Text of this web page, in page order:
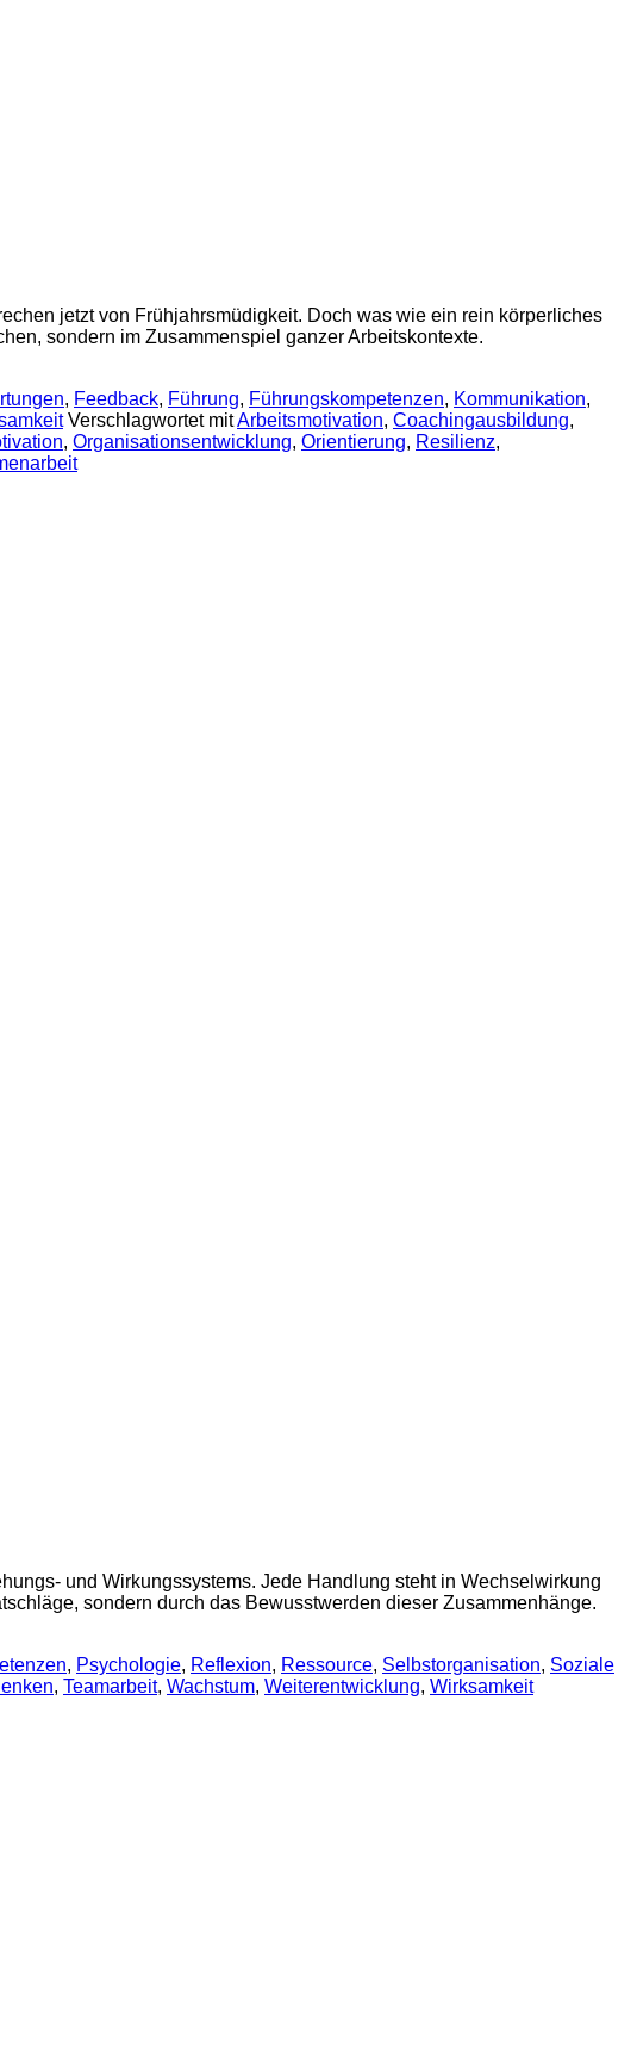
jetzt von Frühjahrsmüdigkeit. Doch was wie ein rein körperliches
sondern im Zusammenspiel ganzer Arbeitskontexte.
, Feedback, Führung, Führungskompetenzen, Kommunikation,
Verschlagwortet mitArbeitsmotivation, Coachingausbildung,
, Organisationsentwicklung, Orientierung, Resilienz,
und Wirkungssystems. Jede Handlung steht in Wechselwirkung
sondern durch das Bewusstwerden dieser Zusammenhänge.
, Psychologie, Reflexion, Ressource, Selbstorganisation, Soziale
, Teamarbeit, Wachstum, Weiterentwicklung, Wirksamkeit